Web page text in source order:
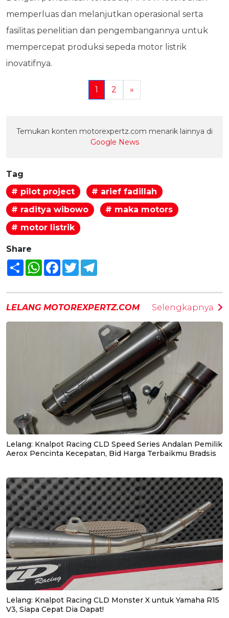
memperluas dan melanjutkan operasional serta
fasilitas penelitian dan pengembangannya untuk
mempercepat produksi sepeda motor listrik
inovatifnya.
1 2 »
Temukan konten motorexpertz.com menarik lainnya di
Google News
Tag
# pilot project
# arief fadillah
# raditya wibowo
# maka motors
# motor listrik
Share
Share WhatsAppFacebook
Twitter
LELANG MOTOREXPERTZ.COM Selengkapnya
Lelang: Knalpot Racing CLD Speed Series Andalan Pemilik
Aerox Pencinta Kecepatan, Bid Harga Terbaikmu Bradsis
Lelang: Knalpot Racing CLD Monster X untuk Yamaha R15
V3, Siapa Cepat Dia Dapat!